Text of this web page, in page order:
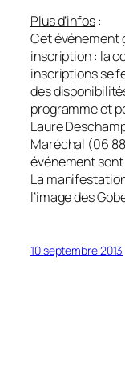
Plus d’infos:
Cet événement
inscription : la
inscriptions se
des
programme et
Laure
Maréchal (06
événement
La
l’image des
10 septembre 2013